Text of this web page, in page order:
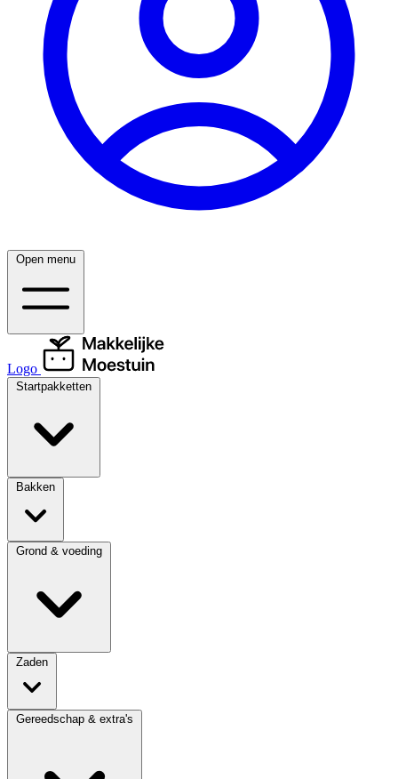
Open menu
Logo
Startpakketten
Bakken
Grond & voeding
Zaden
Gereedschap & extra's